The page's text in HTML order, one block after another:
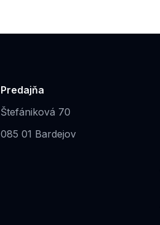
Predajňa
Štefániková 70
085 01 Bardejov